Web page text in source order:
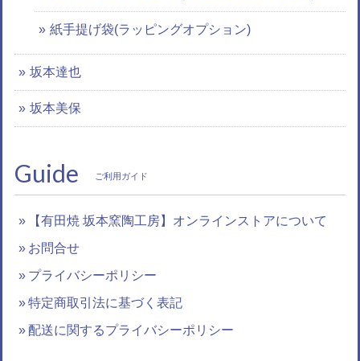
紙手提げ袋(ラッピングオプション)
坂本達也
坂本美保
Guide ご利用ガイド
【有田焼 坂本窯陶工房】オンラインストアについて
お問合せ
プライバシーポリシー
特定商取引法に基づく表記
配送に関するプライバシーポリシー